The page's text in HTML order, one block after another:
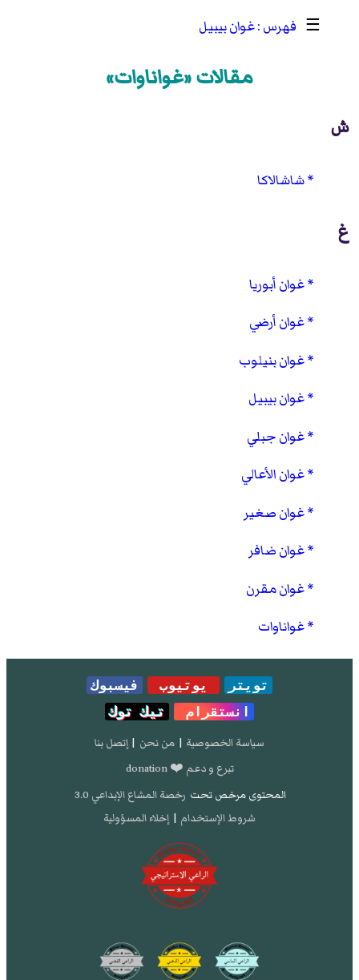
☰
غوان بيبيل
مقالات «غواناوات»
ش
شاشالاكا
غ
غوان أبوريا
غوان أرضي
غوان بنيلوب
غوان بيبيل
غوان جبلي
غوان الأعالي
غوان صغير
غوان ضافر
غوان مقرن
غواناوات
تويتر يوتيوب
فيسبوك
انستقرام
تيك توك
سياسة الخصوصية | من نحن | إتصل بنا
تبرع و دعم ❤️ donation
المحتوى مرخص تحت رخصة المشاع الإبداعي 3.0
شروط الإستخدام | إخلاء المسؤولية